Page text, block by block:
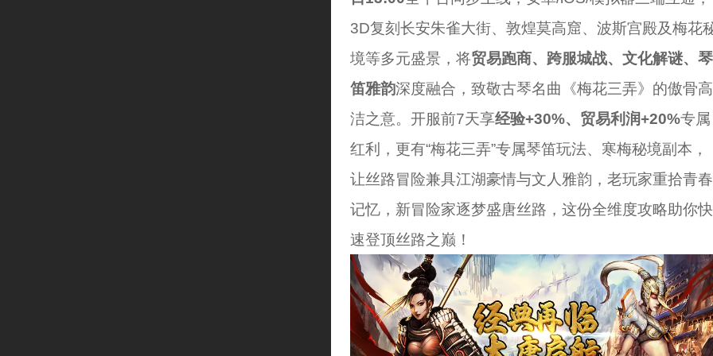
3D复刻长安朱雀大街、敦煌莫高窟、波斯宫殿及梅花
境等多元盛景，将贸易跑商、跨服城战、文化解谜、琴
笛雅韵深度融合，致敬古琴名曲《梅花三弄》的傲骨高
洁之意。开服前7天享经验+30%、贸易利润+20%专属
红利，更有“梅花三弄”专属琴笛玩法、寒梅秘境副本，
让丝路冒险兼具江湖豪情与文人雅韵，老玩家重拾青春
记忆，新冒险家逐梦盛唐丝路，这份全维度攻略助你快
速登顶丝路之巅！